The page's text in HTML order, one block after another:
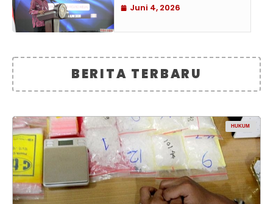
Juni 4, 2026
BERITA TERBARU
HUKUM